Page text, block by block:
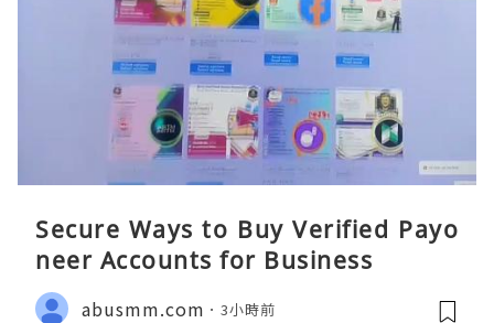
Secure Ways to Buy Verified Payo
neer Accounts for Business
abusmm.com 3小時前